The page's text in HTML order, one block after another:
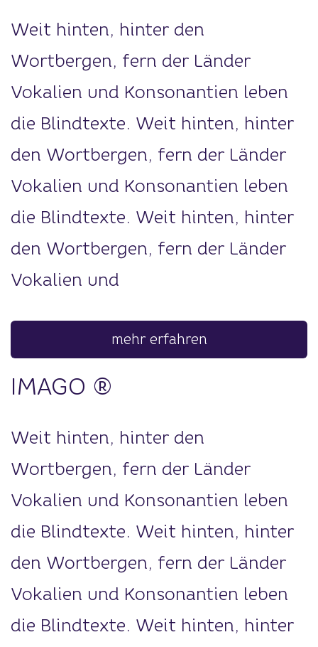
Weit hinten, hinter den
Wortbergen, fern der Länder
Vokalien und Konsonantien leben
die Blindtexte. Weit hinten, hinter
den Wortbergen, fern der Länder
Vokalien und Konsonantien leben
die Blindtexte. Weit hinten, hinter
den Wortbergen, fern der Länder
Vokalien und
mehr erfahren
IMAGO ®
Weit hinten, hinter den
Wortbergen, fern der Länder
Vokalien und Konsonantien leben
die Blindtexte. Weit hinten, hinter
den Wortbergen, fern der Länder
Vokalien und Konsonantien leben
die Blindtexte. Weit hinten, hinter